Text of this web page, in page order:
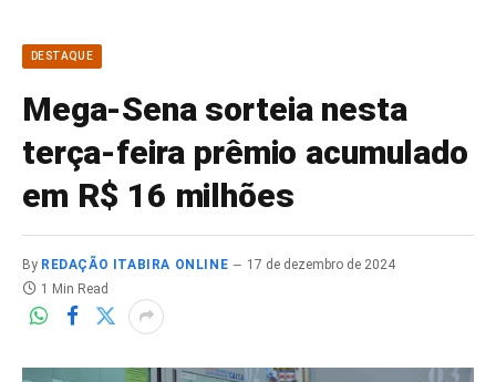
DESTAQUE
Mega-Sena sorteia nesta
terça-feira prêmio acumulado
em R$ 16 milhões
By REDAÇÃO ITABIRA ONLINE
17 de dezembro de 2024
1 Min Read